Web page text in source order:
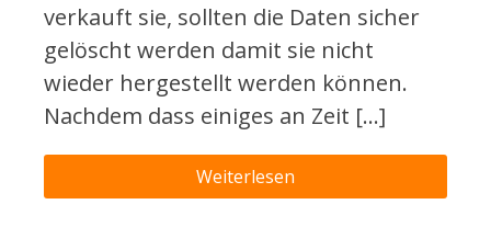
verkauft sie, sollten die Daten sicher
gelöscht werden damit sie nicht
wieder hergestellt werden können.
Nachdem dass einiges an Zeit […]
Weiterlesen